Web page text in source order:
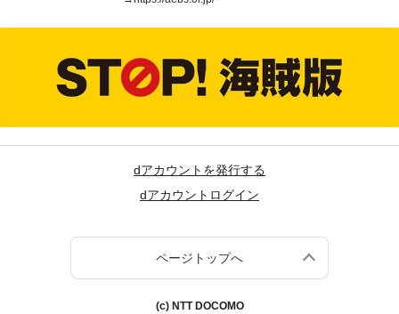
dアカウントを発行する
dアカウントログイン
ページトップへ
(c) NTT DOCOMO